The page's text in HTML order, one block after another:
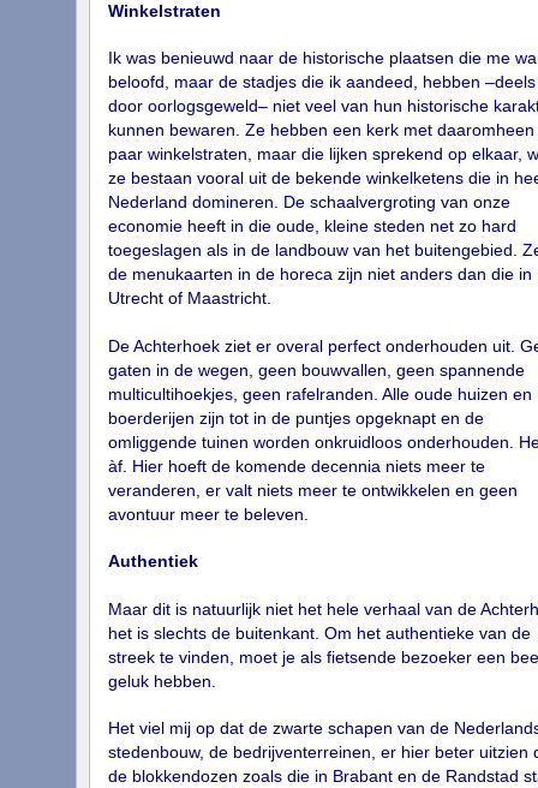
Winkelstraten
Ik was benieuwd naar de historische plaatsen die me
beloofd, maar de stadjes die ik aandeed, hebben –deels
door oorlogsgeweld– niet veel van hun historische
kunnen bewaren. Ze hebben een kerk met daaromheen
paar winkelstraten, maar die lijken sprekend op elkaar,
ze bestaan vooral uit de bekende winkelketens die in
Nederland domineren. De schaalvergroting van onze
economie heeft in die oude, kleine steden net zo hard
toegeslagen als in de landbouw van het buitengebied.
de menukaarten in de horeca zijn niet anders dan die in
Utrecht of Maastricht.
De Achterhoek ziet er overal perfect onderhouden uit.
gaten in de wegen, geen bouwvallen, geen spannende
multicultihoekjes, geen rafelranden. Alle oude huizen en
boerderijen zijn tot in de puntjes opgeknapt en de
omliggende tuinen worden onkruidloos onderhouden.
àf. Hier hoeft de komende decennia niets meer te
veranderen, er valt niets meer te ontwikkelen en geen
avontuur meer te beleven.
Authentiek
Maar dit is natuurlijk niet het hele verhaal van de
het is slechts de buitenkant. Om het authentieke van de
streek te vinden, moet je als fietsende bezoeker een
geluk hebben.
Het viel mij op dat de zwarte schapen van de
stedenbouw, de bedrijventerreinen, er hier beter uitzien
de blokkendozen zoals die in Brabant en de Randstad